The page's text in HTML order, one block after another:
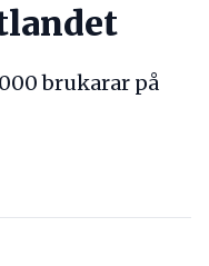
brukarar på